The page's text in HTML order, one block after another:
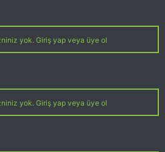
yok. Giriş yap veya üye ol
yok. Giriş yap veya üye ol